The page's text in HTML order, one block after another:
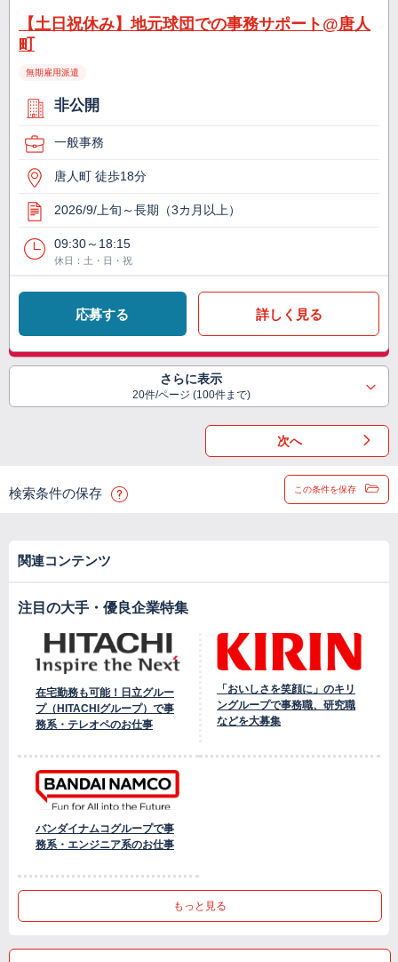
【土日祝休み】地元球団での事務サポート@唐人
町
無期雇用派遣
非公開
一般事務
唐人町 徒歩18分
2026/9/上旬～長期（3カ月以上）
09:30～18:15
休日：土・日・祝
応募する 詳しく見る
さらに表示
20件/ページ (100件まで)
次へ
検索条件の保存 この条件を保存
関連コンテンツ
注目の大手・優良企業特集
在宅勤務も可能！日立グルー
プ（HITACHIグループ）で事
務系・テレオペのお仕事
「おいしさを笑顔に」のキリ
ングループで事務職、研究職
などを大募集
バンダイナムコグループで事
務系・エンジニア系のお仕事
もっと見る